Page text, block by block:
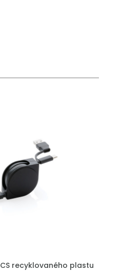
recyklovaného plastu